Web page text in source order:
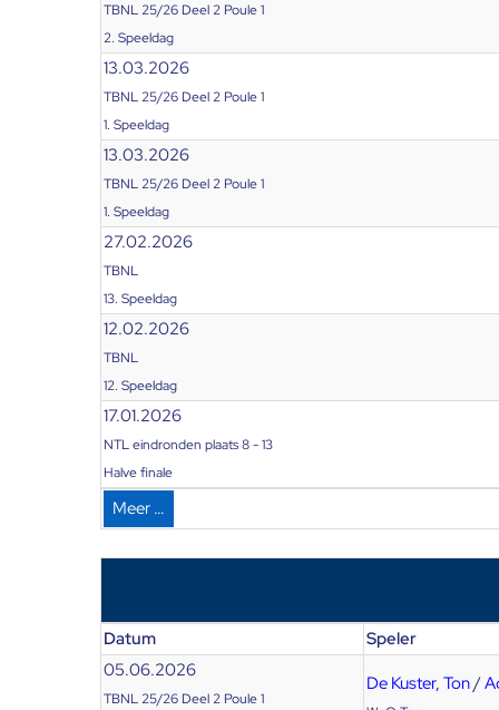
TBNL 25/26 Deel 2 Poule 1
2. Speeldag
13.03.2026
TBNL 25/26 Deel 2 Poule 1
1. Speeldag
13.03.2026
TBNL 25/26 Deel 2 Poule 1
1. Speeldag
27.02.2026
TBNL
13. Speeldag
12.02.2026
TBNL
12. Speeldag
17.01.2026
NTL eindronden plaats 8 - 13
Halve finale
Meer …
Datum
Speler
05.06.2026
TBNL 25/26 Deel 2 Poule 1
De Kuster, Ton/